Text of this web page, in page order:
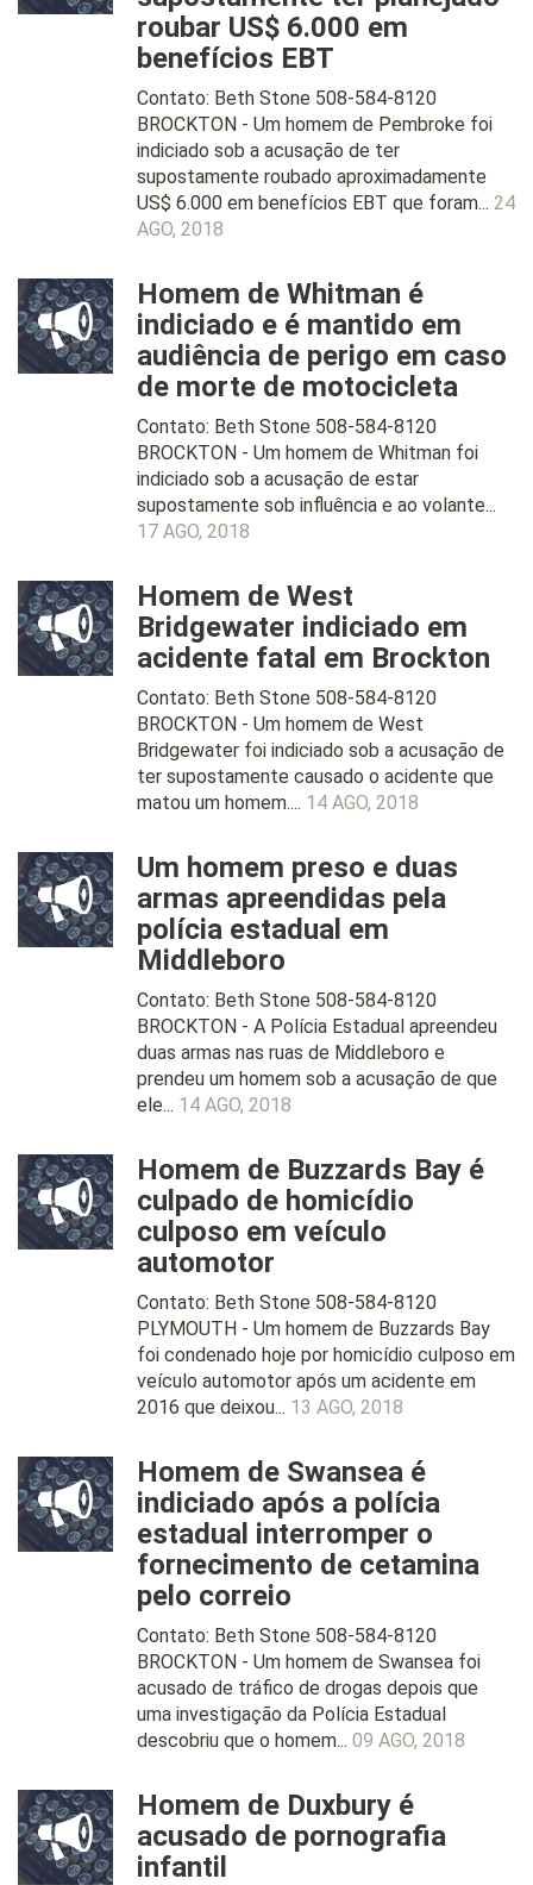
roubar US$ 6.000 em
benefícios EBT
Contato: Beth Stone 508-584-8120
BROCKTON - Um homem de Pembroke foi
indiciado sob a acusação de ter
supostamente roubado aproximadamente
US$ 6.000 em benefícios EBT que foram... 24
AGO, 2018
Homem de Whitman é
indiciado e é mantido em
audiência de perigo em caso
de morte de motocicleta
Contato: Beth Stone 508-584-8120
BROCKTON - Um homem de Whitman foi
indiciado sob a acusação de estar
supostamente sob influência e ao volante...
17 AGO, 2018
Homem de West
Bridgewater indiciado em
acidente fatal em Brockton
Contato: Beth Stone 508-584-8120
BROCKTON - Um homem de West
Bridgewater foi indiciado sob a acusação de
ter supostamente causado o acidente que
matou um homem.... 14 AGO, 2018
Um homem preso e duas
armas apreendidas pela
polícia estadual em
Middleboro
Contato: Beth Stone 508-584-8120
BROCKTON - A Polícia Estadual apreendeu
duas armas nas ruas de Middleboro e
prendeu um homem sob a acusação de que
ele... 14 AGO, 2018
Homem de Buzzards Bay é
culpado de homicídio
culposo em veículo
automotor
Contato: Beth Stone 508-584-8120
PLYMOUTH - Um homem de Buzzards Bay
foi condenado hoje por homicídio culposo em
veículo automotor após um acidente em
2016 que deixou... 13 AGO, 2018
Homem de Swansea é
indiciado após a polícia
estadual interromper o
fornecimento de cetamina
pelo correio
Contato: Beth Stone 508-584-8120
BROCKTON - Um homem de Swansea foi
acusado de tráfico de drogas depois que
uma investigação da Polícia Estadual
descobriu que o homem... 09 AGO, 2018
Homem de Duxbury é
acusado de pornografia
infantil